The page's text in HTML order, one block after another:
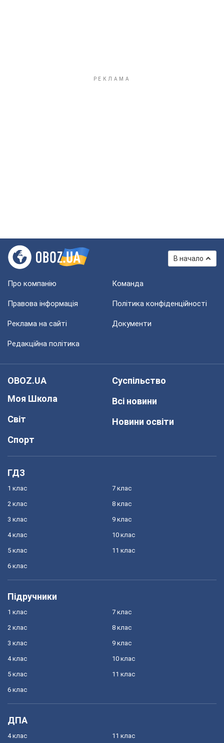
В начало
Про компанію Команда
Правова інформація Політика конфіденційності
Реклама на сайті Документи
Редакційна політика
OBOZ.UA
Моя Школа
Світ
Спорт
Суспільство
Всі новини
Новини освіти
ГДЗ
1 клас
2 клас
3 клас
4 клас
5 клас
6 клас
7 клас
8 клас
9 клас
10 клас
11 клас
Підручники
1 клас
2 клас
3 клас
4 клас
5 клас
6 клас
7 клас
8 клас
9 клас
10 клас
11 клас
ДПА
4 клас 11 клас